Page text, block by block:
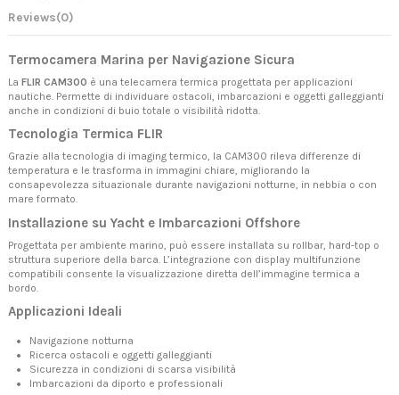
Reviews(0)
Termocamera Marina per Navigazione Sicura
La FLIR CAM300 è una telecamera termica progettata per applicazioni
nautiche. Permette di individuare ostacoli, imbarcazioni e oggetti galleggianti
anche in condizioni di buio totale o visibilità ridotta.
Tecnologia Termica FLIR
Grazie alla tecnologia di imaging termico, la CAM300 rileva differenze di
temperatura e le trasforma in immagini chiare, migliorando la
consapevolezza situazionale durante navigazioni notturne, in nebbia o con
mare formato.
Installazione su Yacht e Imbarcazioni Offshore
Progettata per ambiente marino, può essere installata su rollbar, hard-top o
struttura superiore della barca. L’integrazione con display multifunzione
compatibili consente la visualizzazione diretta dell’immagine termica a
bordo.
Applicazioni Ideali
Navigazione notturna
Ricerca ostacoli e oggetti galleggianti
Sicurezza in condizioni di scarsa visibilità
Imbarcazioni da diporto e professionali